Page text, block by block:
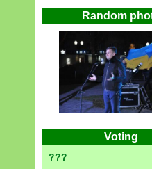
Random
Voting
???